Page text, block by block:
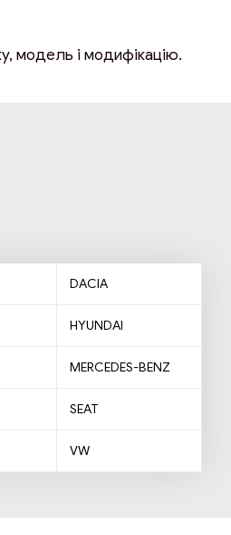
модель і модифікацію.
DACIA
HYUNDAI
MERCEDES-BENZ
SEAT
VW